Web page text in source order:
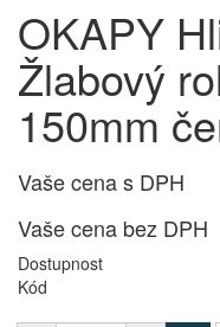
OKAPY
Žlabový
150mm
Vaše cena s DPH
Vaše cena bez DPH
Dostupnost
Kód